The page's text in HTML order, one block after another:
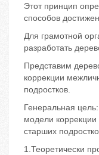
Этот принцип
способов
Для грамотной
разработать
Представим
коррекции
подростков.
Генеральная
модели
старших
1.Теоретически